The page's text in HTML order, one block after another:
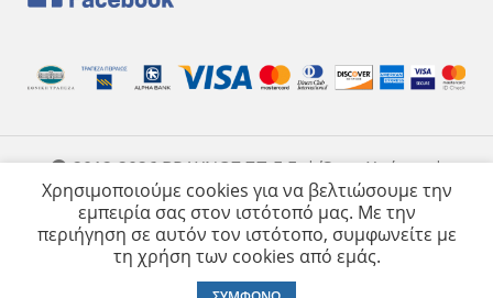
2012-2026 ΒΡΑΧΝΟΣ ΣΠ Ε.Ε. | Όροι Χρήσης |
Created by Wisebit
Χρησιμοποιούμε cookies για να βελτιώσουμε την
εμπειρία σας στον ιστότοπό μας. Με την
περιήγηση σε αυτόν τον ιστότοπο, συμφωνείτε με
τη χρήση των cookies από εμάς.
SPIDER SΤΕΑLTH 8 /42,90€